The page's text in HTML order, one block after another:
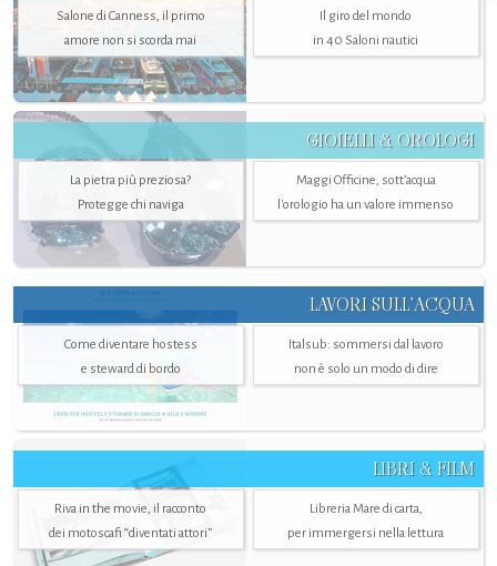
Salone di Canness, il primo
amore non si scorda mai
Il giro del mondo
in 40 Saloni nautici
GIOIELLI & OROLOGI
La pietra più preziosa?
Protegge chi naviga
Maggi Officine, sott’acqua
l'orologio ha un valore immenso
LAVORI SULL’ACQUA
Come diventare hostess
e steward di bordo
Italsub: sommersi dal lavoro
non è solo un modo di dire
LIBRI & FILM
Riva in the movie, il racconto
dei motoscafi “diventati attori”
Libreria Mare di carta,
per immergersi nella lettura